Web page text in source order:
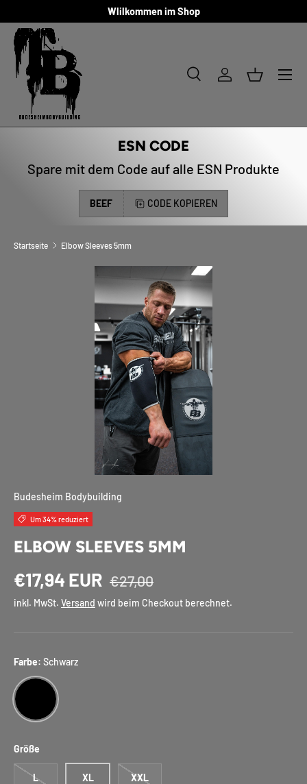
DIREKT ZUM INHALT
Wlilkommen im Shop
Suchen
Art
SucheEinloggen
Menü
ESN CODE
Spare mit dem Code auf alle ESN Produkte
BEEF CODE KOPIEREN
Startseite Elbow Sleeves 5mm
Budesheim Bodybuilding
Um 34% reduziert
ELBOW SLEEVES 5MM
€17,94 EUR €27,00
inkl. MwSt. Versand wird beim Checkout berechnet.
Farbe: Schwarz
SCHWARZ
Größe
L XL XXL